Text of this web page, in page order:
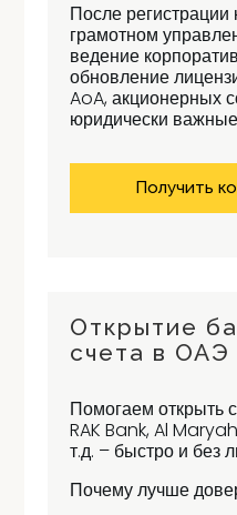
После
грамотном
ведение
обновление
AoA, акционерных
юридически
Получить
Открытие
счета в ОАЭ
Помогаем открыть
RAK Bank, Al
т.д. – быстро и без
Почему лучше